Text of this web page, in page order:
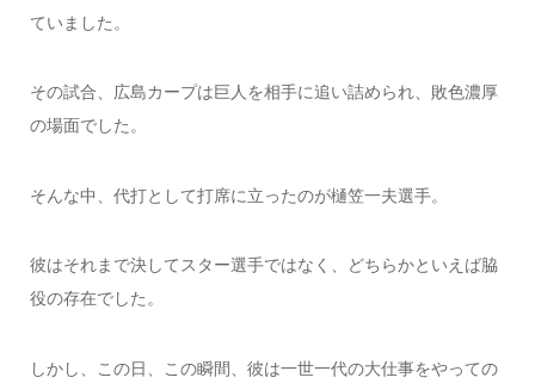
ていました。
その試合、広島カープは巨人を相手に追い詰められ、敗色濃厚
の場面でした。
そんな中、代打として打席に立ったのが樋笠一夫選手。
彼はそれまで決してスター選手ではなく、どちらかといえば脇
役の存在でした。
しかし、この日、この瞬間、彼は一世一代の大仕事をやっての